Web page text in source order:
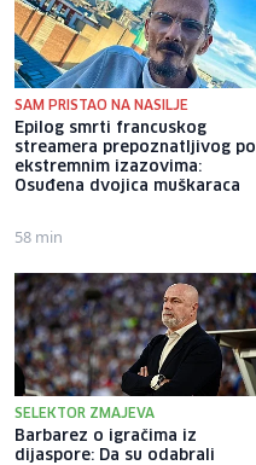
SAM PRISTAO NA NASILJE
Epilog smrti francuskog
streamera prepoznatljivog po
ekstremnim izazovima:
Osuđena dvojica muškaraca
58 min
SELEKTOR ZMAJEVA
Barbarez o igračima iz
dijaspore: Da su odabrali